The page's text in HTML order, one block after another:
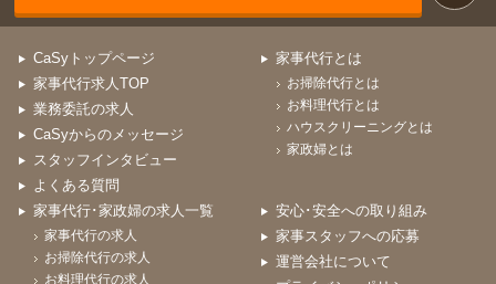
CaSyトップページ
家事代行求人TOP
業務委託の求人
CaSyからのメッセージ
スタッフインタビュー
よくある質問
家事代行とは
お掃除代行とは
お料理代行とは
ハウスクリーニングとは
家政婦とは
家事代行･家政婦の求人一覧
家事代行の求人
お掃除代行の求人
お料理代行の求人
安心･安全への取り組み
家事スタッフへの応募
運営会社について